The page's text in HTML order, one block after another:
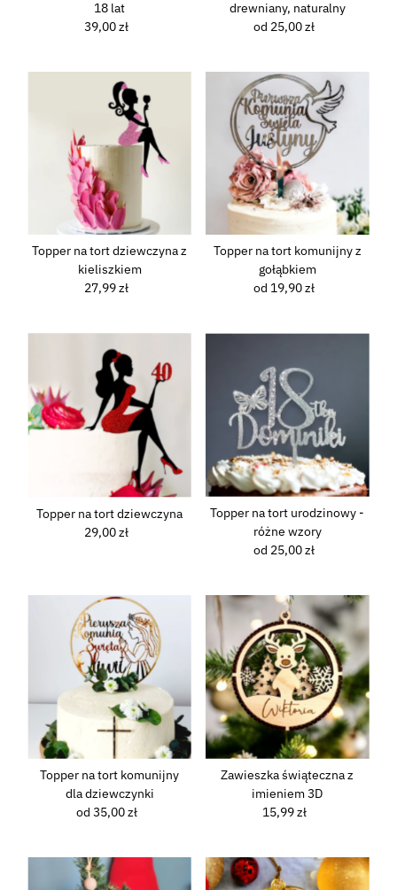
Data, od nowego do starego
18 lat
Normalna
39,00 zł
drewniany, naturalny
Normalna
od 25,00 zł
Topper na tort dziewczyna z
kieliszkiem
Normalna
27,99 zł
Topper na tort komunijny z
gołąbkiem
Normalna
od 19,90 zł
Topper na tort dziewczyna
Normalna
29,00 zł
Topper na tort urodzinowy -
różne wzory
Normalna
od 25,00 zł
Topper na tort komunijny
dla dziewczynki
Normalna
od 35,00 zł
Zawieszka świąteczna z
imieniem 3D
Normalna
15,99 zł